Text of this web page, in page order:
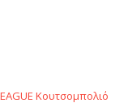
Κουτσομπολιό